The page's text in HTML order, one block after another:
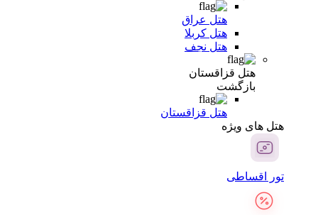
هتل عراق
هتل کربلا
هتل نجف
هتل قزاقستان
بازگشت
هتل قزاقستان
هتل های ویژه
تور اقساطی